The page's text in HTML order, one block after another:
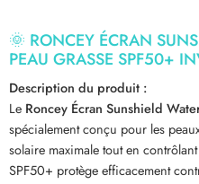
🌞 RONCEY ÉCRAN
PEAU GRASSE SPF50+
Description du produit :
Le Roncey Écran Sunshield
spécialement conçu pour les
solaire maximale tout en
SPF50+ protège efficacement